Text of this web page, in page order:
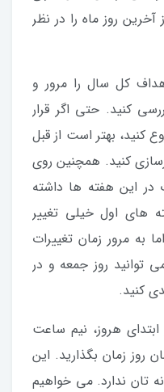
روز ماه را در نظر
کل سال را مرور و
کنید. حتی اگر قرار
کنید، بهتر است از قبل
کنید. همچنین روی
در این هفته ها داشته
های اول خیلی تغییر
مرور زمان تغییرات
توانید روز جمعه و در
کنید.
ابتدای هروز، نیم ساعت
روز زمان بگذارید. این
تان ندارد. می خواهیم